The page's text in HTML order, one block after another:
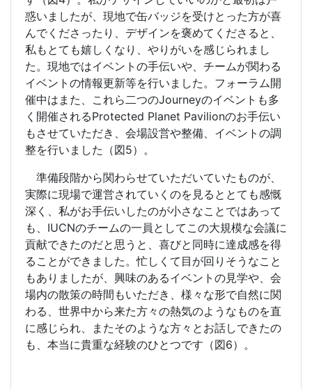
惑いましたが、現地で缶バッジを受けとった方が喜
んでくださったり、デザインを褒めてくださると、
私もとても嬉しくなり、やりがいを感じられまし
た。現地ではイベントの手伝いや、チームが関わる
イベントの情報更新等を行いました。フォーラム開
催中はまた、これら二つのJourneyのイベントも多
く開催されるProtected Planet Pavilionのお手伝い
もさせていただき、会場設営や整備、イベントの調
整を行いました（図5）。
準備段階から関わらせていただいていたものが、
実際に現場で運営されていくのを見るととても感慨
深く、私がお手伝いしたのが小さなことではあって
も、 IUCNのチームの一員としてこの大規模な会議に
貢献できたのだと思うと、喜びと同時に達成感を得
ることができました。忙しくて目が回りそうなこと
もありましたが、興味のあるイベントの見学や、会
場内の散策の時間もいただき、様々な形で自然に関
わる、世界中から来た方々の熱気のようなものを直
に感じられ、またそのような方々とお話しできたの
も、本当に貴重な経験のひとつです（図6）。